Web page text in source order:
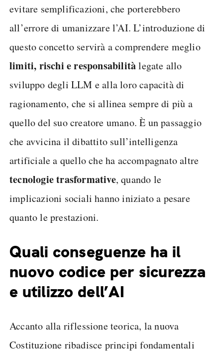
evitare semplificazioni, che porterebbero
all’errore di umanizzare l’AI. L’introduzione di
questo concetto servirà a comprendere meglio
limiti, rischi e responsabilitàlegate allo
sviluppo degli LLM e alla loro capacità di
ragionamento, che si allinea sempre di più a
quello del suo creatore umano. È un passaggio
che avvicina il dibattito sull’intelligenza
artificiale a quello che ha accompagnato altre
tecnologie trasformative, quando le
implicazioni sociali hanno iniziato a pesare
quanto le prestazioni.
Quali conseguenze ha il
nuovo codice per sicurezza
e utilizzo dell’AI
Accanto alla riflessione teorica, la nuova
Costituzione ribadisce principi fondamentali